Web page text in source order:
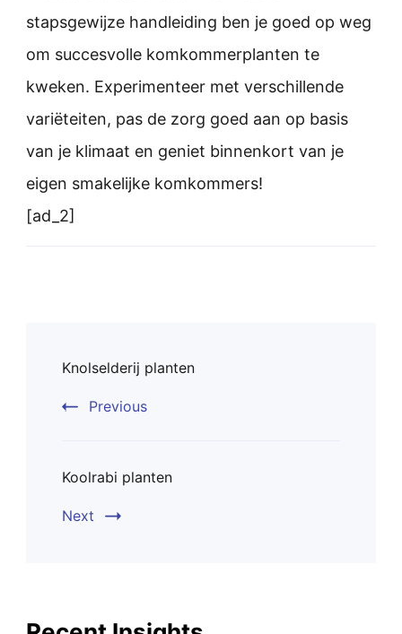
stapsgewijze handleiding ben je goed op weg
om succesvolle komkommerplanten te
kweken. Experimenteer met verschillende
variëteiten, pas de zorg goed aan op basis
van je klimaat en geniet binnenkort van je
eigen smakelijke komkommers!
[ad_2]
Navigation
Knolselderij planten
Previous
Koolrabi planten
Next